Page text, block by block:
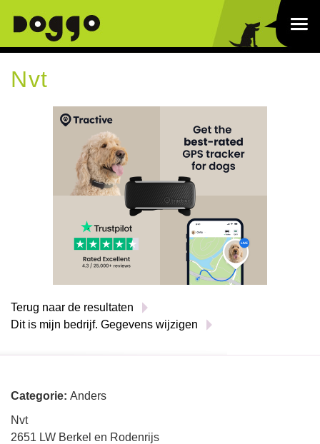
Nvt
Terug naar de resultaten
Dit is mijn bedrijf. Gegevens wijzigen
Categorie: Anders
Nvt
2651 LW Berkel en Rodenrijs